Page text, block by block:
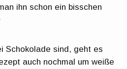
ihn schon ein bisschen
Schokolade sind, geht es
auch nochmal um weiße